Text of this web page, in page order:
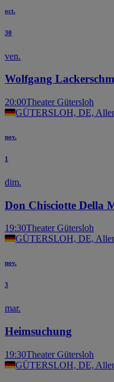
oct.
30
ven.
Wolfgang
20:00Theater Gütersloh
GÜTERSLOH, DE,
nov.
1
dim.
Don Chisciotte Della
19:30Theater Gütersloh
GÜTERSLOH, DE,
nov.
3
mar.
Heimsuchung
19:30Theater Gütersloh
GÜTERSLOH, DE,